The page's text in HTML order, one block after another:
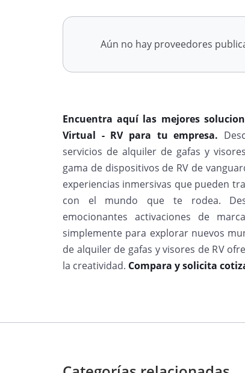
Aún no hay proveedores
Encuentra aquí las mejores
Virtual - RV para tu empresa.
servicios de alquiler de gafas y
gama de dispositivos de RV de
experiencias inmersivas que pueden
con el mundo que te rodea.
emocionantes activaciones de
simplemente para explorar nuevos
de alquiler de gafas y visores de RV
la creatividad. Compara y solicita